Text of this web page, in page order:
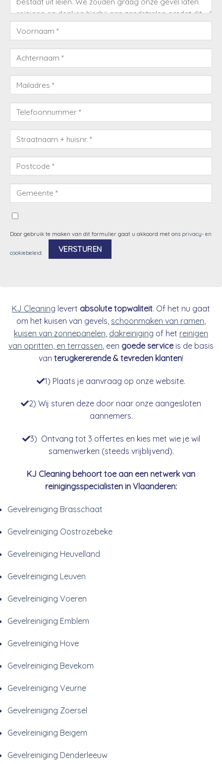
Door gebruik te maken van dit formulier gaat u akkoord met ons privacy- en
cookiebeleid.
KJ Cleaning levert absolute topwaliteit. Of het nu gaat
om het kuisen van gevels, schoonmaken van ramen
kuisen van zonnepanelen dakreiniging of het reinigen
van opritten, en terrassen , een goede serviceis de basis
van terugkererende & tevreden klanten!
1) Plaats je aanvraag op onze website.
2) Wij sturen deze door naar onze aangesloten
aannemers.
3) Ontvang tot 3 offertes en kies met wie je wil
samenwerken (steeds vrijblijvend).
KJ Cleaning behoort toe aan een netwerk van
reinigingsspecialisten in Vlaanderen:
Gevelreiniging Brasschaat
Gevelreiniging Oostrozebeke
Gevelreiniging Heuvelland
Gevelreiniging Leuven
Gevelreiniging Voeren
Gevelreiniging Emblem
Gevelreiniging Hove
Gevelreiniging Bevekom
Gevelreiniging Veurne
Gevelreiniging Zoersel
Gevelreiniging Beigem
Gevelreiniging Denderleeuw